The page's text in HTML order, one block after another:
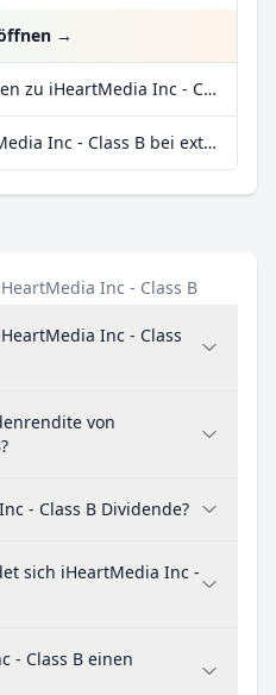
→
Mehr Fundamentaldaten zu iHeartMedia Inc - Class B bei Parqet
Mehr Daten zu iHeartMedia Inc - Class B bei extraETF
Inc - Class B
Inc - Class
von
- Class B Dividende?
sich iHeartMedia Inc -
- Class B einen